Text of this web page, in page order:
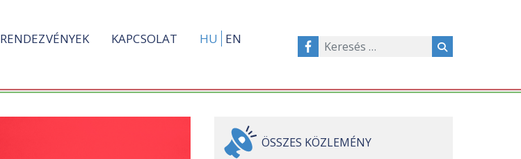
RENDEZVÉNYEK KAPCSOLAT HU EN
ÖSSZES KÖZLEMÉNY